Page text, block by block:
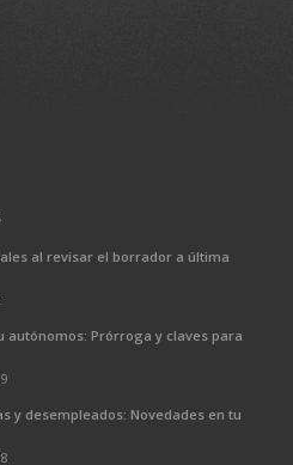
al revisar el borrador a última
autónomos: Prórroga y claves para
y desempleados: Novedades en tu